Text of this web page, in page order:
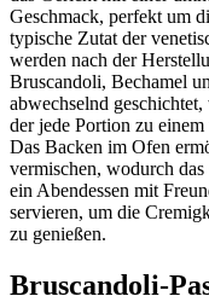
Geschmack, perfekt um
typische Zutat der
werden nach der
Bruscandoli, Bechamel
abwechselnd
der jede Portion zu
Das Backen im Ofen
vermischen, wodurch
ein Abendessen mit
servieren, um die
zu genießen.
Bruscandoli-